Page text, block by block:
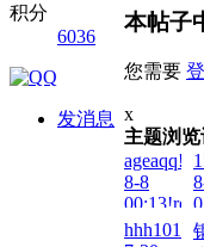
积分
6036
发消息
本帖子
您需要
x
主题浏
8-8